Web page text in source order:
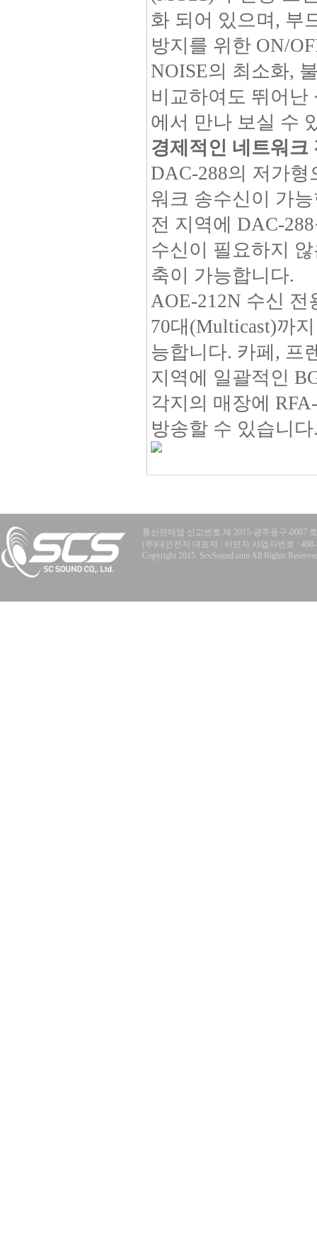
화 되어 있으며, 부
방지를 위한 ON/
NOISE의 최소화,
비교하여도 뛰어난
에서 만나 보실 수
경제적인 네트워크
DAC-288의 저가
워크 송수신이 가
전 지역에 DAC-
수신이 필요하지
축이 가능합니다.
AOE-212N 수신 전
70대(Multicast)까
능합니다. 카페, 프
지역에 일괄적인
각지의 매장에
방송할 수 있습니다
통신판매업 신고번호 제 2015-광주동구-0067
(주)대인전자 대표자 : 이민자 사업자번호 :
Copyright 2015. ScsSound.com All Rights